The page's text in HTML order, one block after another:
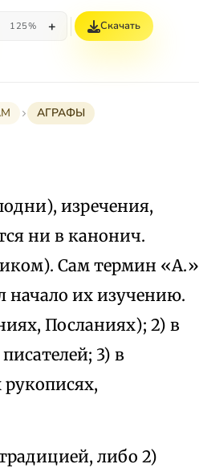
125% + Скачать
АГРАФЫ
изречения,
ни в канонич.
Сам термин «А.»
их изучению.
Посланиях); 2) в
3) в
рукописях,
либо 2)